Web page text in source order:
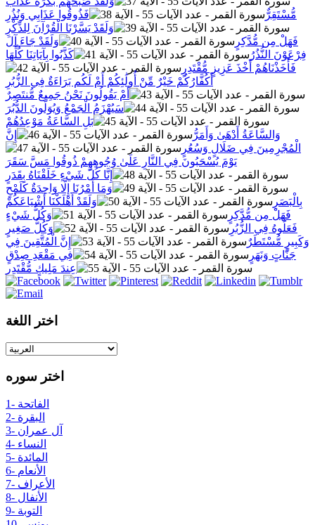
مُّسْتَقِرٌّ
فَذُوقُوا عَذَابِي وَنُذُرِ
وَلَقَدْ يَسَّرْنَا الْقُرْآنَ لِلذِّكْرِ
فَهَلْ مِن مُّدَّكِرٍ
وَلَقَدْ جَاءَ آلَ
فِرْعَوْنَ النُّذُرُ
كَذَّبُوا بِآيَاتِنَا كُلِّهَا
فَأَخَذْنَاهُمْ أَخْذَ عَزِيزٍ مُّقْتَدِرٍ
أَكُفَّارُكُمْ خَيْرٌ مِّنْ أُولَٰئِكُمْ أَمْ لَكُم بَرَاءَةٌ فِي الزُّبُرِ
أَمْ يَقُولُونَ نَحْنُ جَمِيعٌ مُّنتَصِرٌ
سَيُهْزَمُ الْجَمْعُ وَيُوَلُّونَ الدُّبُرَ
بَلِ السَّاعَةُ مَوْعِدُهُمْ
وَالسَّاعَةُ أَدْهَىٰ وَأَمَرُّ
إِنَّ
الْمُجْرِمِينَ فِي ضَلَالٍ وَسُعُرٍ
يَوْمَ يُسْحَبُونَ فِي النَّارِ عَلَىٰ وُجُوهِهِمْ ذُوقُوا مَسَّ سَقَرَ
إِنَّا كُلَّ شَيْءٍ خَلَقْنَاهُ بِقَدَرٍ
وَمَا أَمْرُنَا إِلَّا وَاحِدَةٌ كَلَمْحٍ
بِالْبَصَرِ
وَلَقَدْ أَهْلَكْنَا أَشْيَاعَكُمْ
فَهَلْ مِن مُّدَّكِرٍ
وَكُلُّ شَيْءٍ
فَعَلُوهُ فِي الزُّبُرِ
وَكُلُّ صَغِيرٍ
وَكَبِيرٍ مُّسْتَطَرٌ
إِنَّ الْمُتَّقِينَ فِي
جَنَّاتٍ وَنَهَرٍ
فِي مَقْعَدِ صِدْقٍ
عِندَ مَلِيكٍ مُّقْتَدِرٍ
اختر اللغة
اختر سوره
1- الفاتحة
2- البقرة
3- آل عمران
4- النساء
5- المائدة
6- الأنعام
7- الأعراف
8- الأنفال
9- التوبة